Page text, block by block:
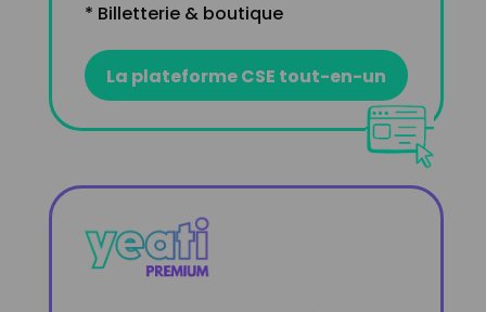
* Billetterie & boutique
La plateforme CSE tout-en-un